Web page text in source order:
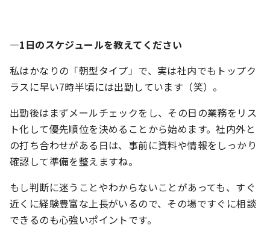
―1日のスケジュールを教えてください
私はかなりの「朝型タイプ」で、実は社内でもトップク
ラスに早い7時半頃には出勤しています（笑）。
出勤後はまずメールチェックをし、その日の業務をリス
ト化して優先順位を決めることから始めます。社内外と
の打ち合わせがある日は、事前に資料や情報をしっかり
確認して準備を整えますね。
もし判断に迷うことやわからないことがあっても、すぐ
近くに経験豊富な上長がいるので、その場ですぐに相談
できるのも心強いポイントです。